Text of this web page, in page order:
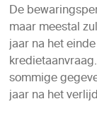
De
maar meestal
jaar na het
sommige
jaar na het